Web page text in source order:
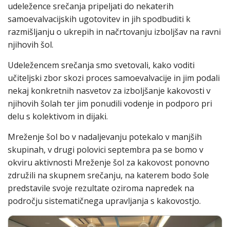
udeležence srečanja pripeljati do nekaterih
samoevalvacijskih ugotovitev in jih spodbuditi k
razmišljanju o ukrepih in načrtovanju izboljšav na ravni
njihovih šol.
Udeležencem srečanja smo svetovali, kako voditi
učiteljski zbor skozi proces samoevalvacije in jim podali
nekaj konkretnih nasvetov za izboljšanje kakovosti v
njihovih šolah ter jim ponudili vodenje in podporo pri
delu s kolektivom in dijaki.
Mreženje šol bo v nadaljevanju potekalo v manjših
skupinah, v drugi polovici septembra pa se bomo v
okviru aktivnosti Mreženje šol za kakovost ponovno
združili na skupnem srečanju, na katerem bodo šole
predstavile svoje rezultate oziroma napredek na
področju sistematičnega upravljanja s kakovostjo.